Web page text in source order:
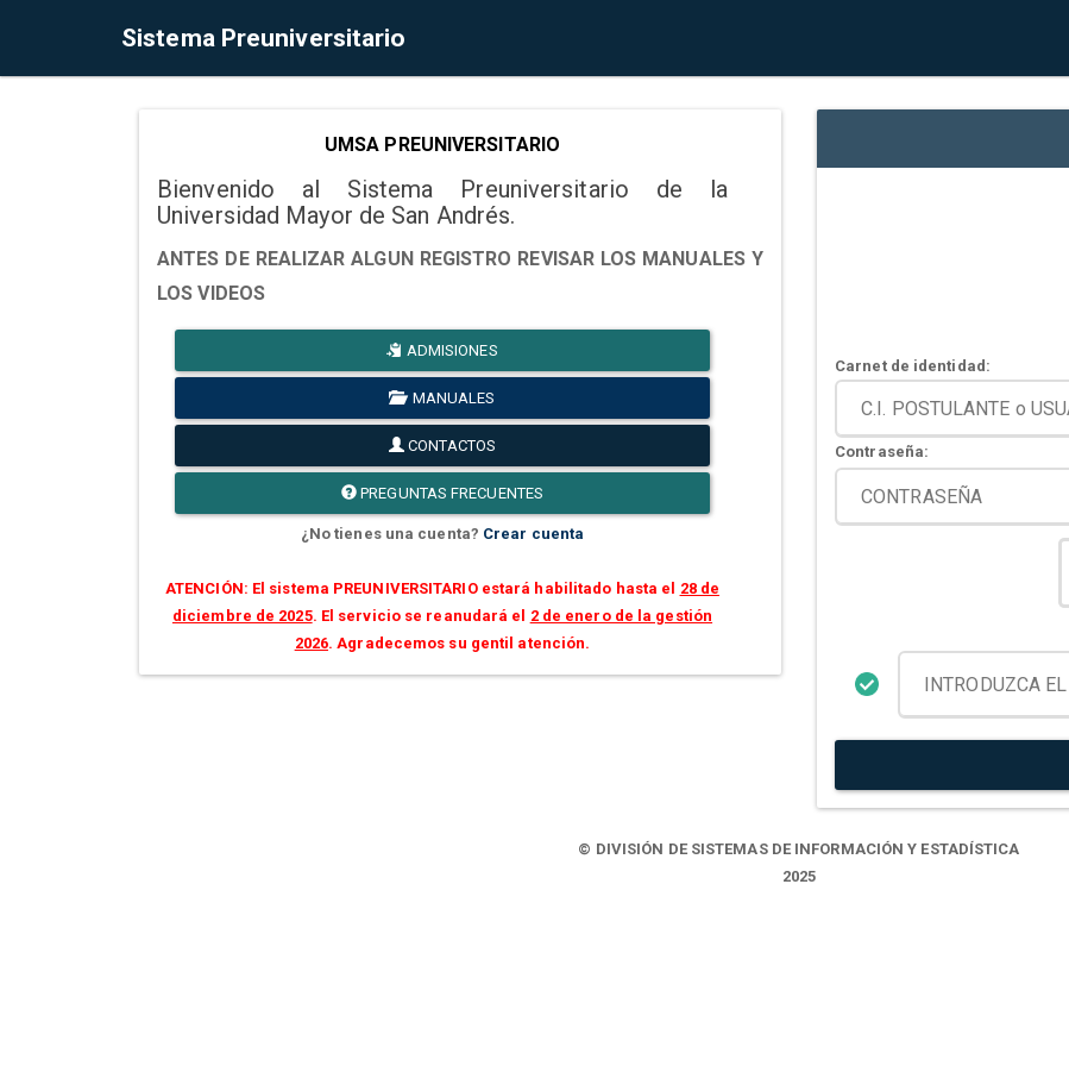
Sistema Preuniversitario
UMSA PREUNIVERSITARIO
Bienvenido al Sistema Preuniversitario de la
Universidad Mayor de San Andrés.
ANTES DE REALIZAR ALGUN REGISTRO REVISAR LOS MANUALES Y
LOS VIDEOS
ADMISIONES
MANUALES
CONTACTOS
PREGUNTAS FRECUENTES
¿No tienes una cuenta? Crear cuenta
ATENCIÓN: El sistema PREUNIVERSITARIO estará habilitado hasta el 28 de
diciembre de 2025. El servicio se reanudará el 2 de enero de la gestión
2026. Agradecemos su gentil atención.
Carnet de identidad:
Contraseña:
© DIVISIÓN DE SISTEMAS DE INFORMACIÓN Y ESTADÍSTICA
2025